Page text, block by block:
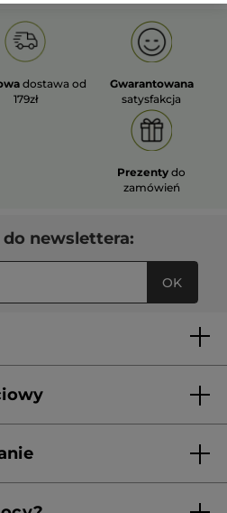
dostawa od
179zł
Gwarantowana
satysfakcja
Prezenty do
zamówień
do newslettera:
OK